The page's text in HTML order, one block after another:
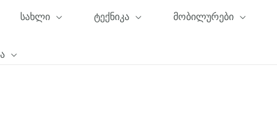
სახლი ტექნიკა მობილურები